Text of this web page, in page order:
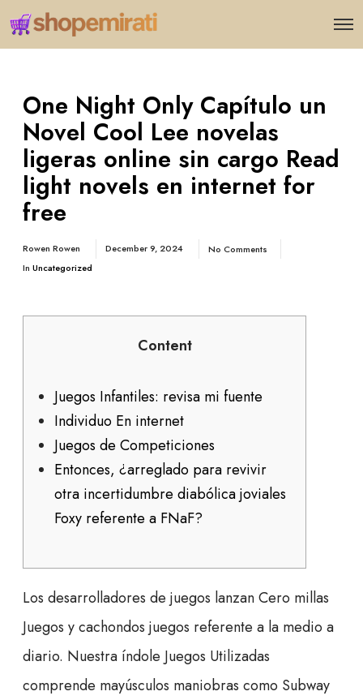
One Night Only Capítulo un
Novel Cool Lee novelas
ligeras online sin cargo Read
light novels en internet for
free
Rowen Rowen December 9, 2024
No Comments
In Uncategorized
Content
Juegos Infantiles: revisa mi fuente
Individuo En internet
Juegos de Competiciones
Entonces, ¿arreglado para revivir
otra incertidumbre diabólica joviales
Foxy referente a FNaF?
Los desarrolladores de juegos lanzan Cero millas
Juegos y cachondos juegos referente a la medio a
diario. Nuestra índole Juegos Utilizadas
comprende mayúsculos maniobras como Subway